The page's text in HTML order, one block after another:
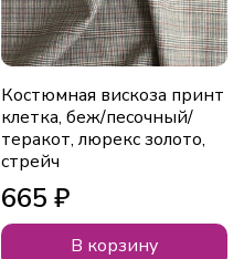
Костюмная вискоза принт
клетка, беж/песочный/
теракот, люрекс золото,
стрейч
665 ₽
В корзину